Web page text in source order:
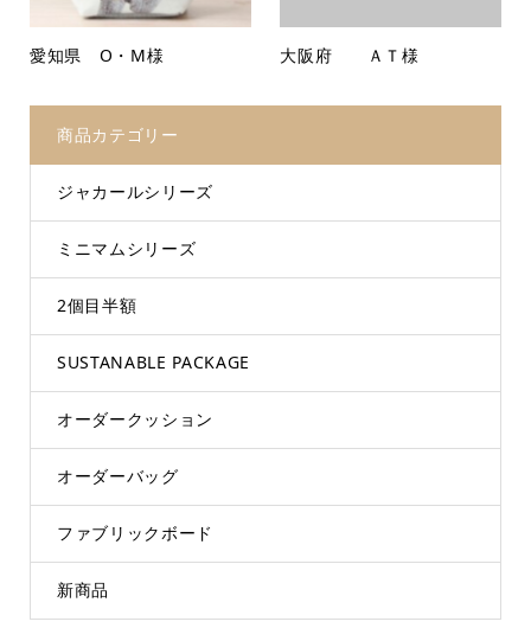
愛知県 O・M様 大阪府 ＡＴ様
商品カテゴリー
ジャカールシリーズ
ミニマムシリーズ
2個目半額
SUSTANABLE PACKAGE
オーダークッション
オーダーバッグ
ファブリックボード
新商品